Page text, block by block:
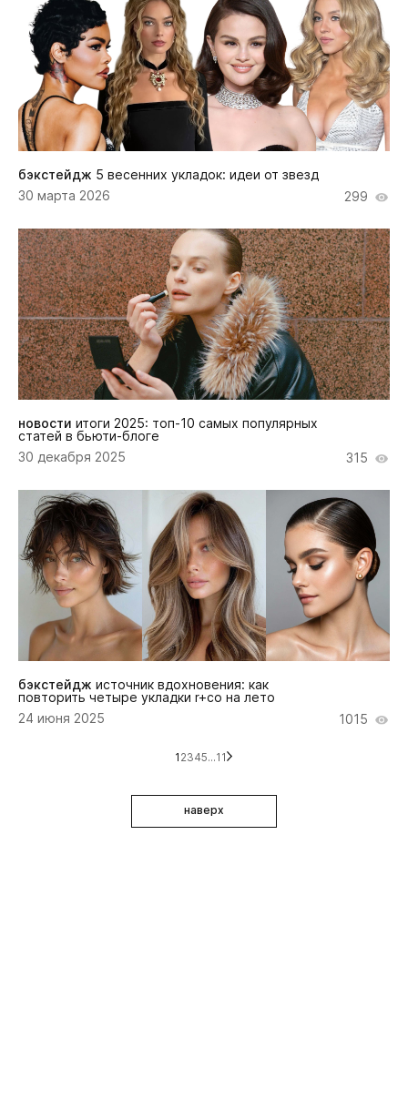
бэкстейдж 5 весенних укладок: идеи от звезд
30 марта 2026
299
новости итоги 2025: топ-10 самых популярных
статей в бьюти-блоге
30 декабря 2025
315
бэкстейдж источник вдохновения: как
повторить четыре укладки r+co на лето
24 июня 2025
1015
1 2345...11
наверх